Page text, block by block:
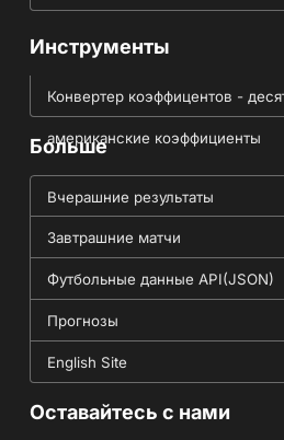
Инструменты
Конвертер коэффицентов -
американские коэффициенты
Больше
Вчерашние результаты
Завтрашние матчи
Футбольные данные API(JSON)
Прогнозы
English Site
Оставайтесь с нами